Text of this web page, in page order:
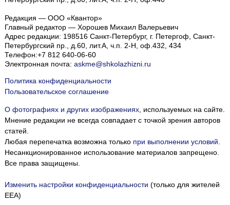
Редакция — ООО «Квантор»
Главный редактор — Хорошев Михаил Валерьевич
Адрес редакции: 198516 Санкт-Петербург, г. Петергоф, Санкт-
Петербургский пр., д.60, лит.А, ч.п. 2-Н, оф.432, 434
Телефон:+7 812 640-06-60
Электронная почта: askme@shkolazhizni.ru
Политика конфиденциальности
Пользовательское соглашение
О фотографиях и других изображениях, используемых на сайте.
Мнение редакции не всегда совпадает с точкой зрения авторов
статей.
Любая перепечатка возможна только при выполнении условий.
Несанкционированное использование материалов запрещено.
Все права защищены.
Изменить настройки конфиденциальности (только для жителей
EEA)